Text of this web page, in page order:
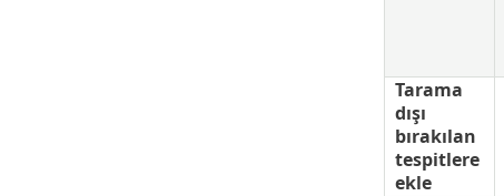
Tarama
dışı
bırakılan
tespitlere
ekle